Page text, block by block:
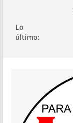
contenido
Lo
último: